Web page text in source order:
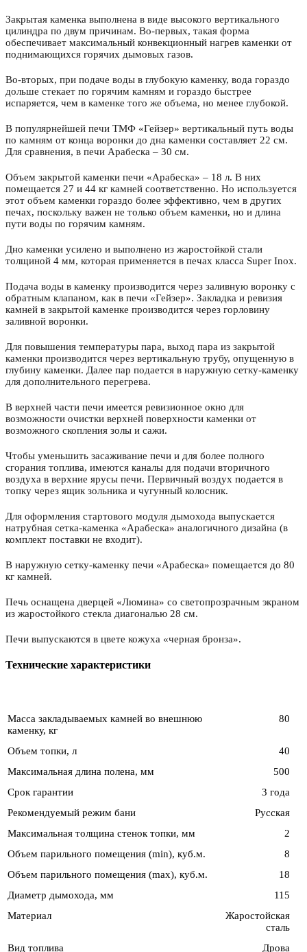
Закрытая каменка выполнена в виде высокого вертикального
цилиндра по двум причинам. Во-первых, такая форма
обеспечивает максимальный конвекционный нагрев каменки от
поднимающихся горячих дымовых газов.
Во-вторых, при подаче воды в глубокую каменку, вода гораздо
дольше стекает по горячим камням и гораздо быстрее
испаряется, чем в каменке того же объема, но менее глубокой.
В популярнейшей печи ТМФ «Гейзер» вертикальный путь воды
по камням от конца воронки до дна каменки составляет 22 см.
Для сравнения, в печи Арабеска – 30 см.
Объем закрытой каменки печи «Арабеска» – 18 л. В них
помещается 27 и 44 кг камней соответственно. Но используется
этот объем каменки гораздо более эффективно, чем в других
печах, поскольку важен не только объем каменки, но и длина
пути воды по горячим камням.
Дно каменки усилено и выполнено из жаростойкой стали
толщиной 4 мм, которая применяется в печах класса Super Inox.
Подача воды в каменку производится через заливную воронку с
обратным клапаном, как в печи «Гейзер». Закладка и ревизия
камней в закрытой каменке производится через горловину
заливной воронки.
Для повышения температуры пара, выход пара из закрытой
каменки производится через вертикальную трубу, опущенную в
глубину каменки. Далее пар подается в наружную сетку-каменку
для дополнительного перегрева.
В верхней части печи имеется ревизионное окно для
возможности очистки верхней поверхности каменки от
возможного скопления золы и сажи.
Чтобы уменьшить засаживание печи и для более полного
сгорания топлива, имеются каналы для подачи вторичного
воздуха в верхние ярусы печи. Первичный воздух подается в
топку через ящик зольника и чугунный колосник.
Для оформления стартового модуля дымохода выпускается
натрубная сетка-каменка «Арабеска» аналогичного дизайна (в
комплект поставки не входит).
В наружную сетку-каменку печи «Арабеска» помещается до 80
кг камней.
Печь оснащена дверцей «Люмина» со светопрозрачным экраном
из жаростойкого стекла диагональю 28 см.
Печи выпускаются в цвете кожуха «черная бронза».
Технические характеристики
Масса закладываемых камней во внешнюю
каменку, кг
80
Объем топки, л
40
Максимальная длина полена, мм
500
Срок гарантии
3 года
Рекомендуемый режим бани
Русская
Максимальная толщина стенок топки, мм
2
Объем парильного помещения (min), куб.м.
8
Объем парильного помещения (max), куб.м.
18
Диаметр дымохода, мм
115
Материал
Жаростойская
сталь
Вид топлива
Дрова